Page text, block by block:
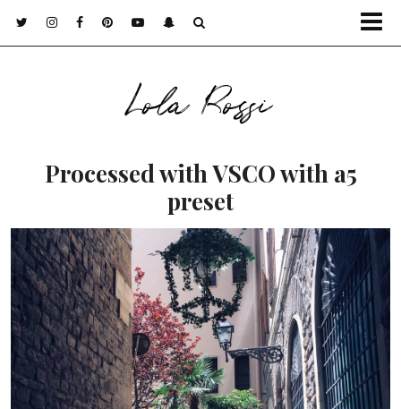
Lola Rossi
Processed with VSCO with a5
preset